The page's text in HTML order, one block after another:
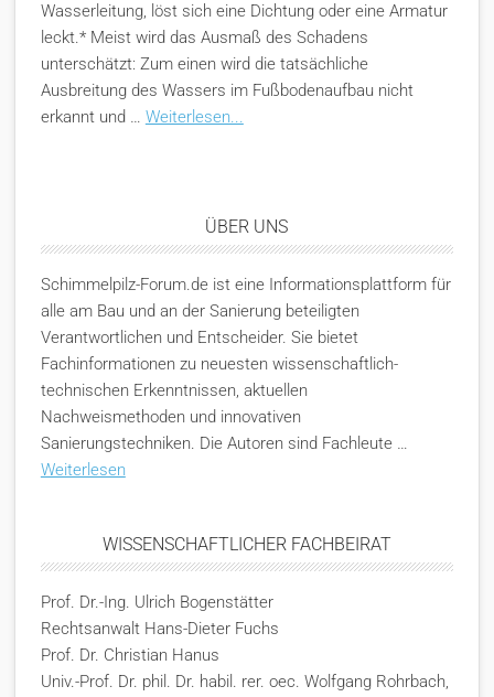
Wasserleitung, löst sich eine Dichtung oder eine Armatur
leckt.* Meist wird das Ausmaß des Schadens
unterschätzt: Zum einen wird die tatsächliche
Ausbreitung des Wassers im Fußbodenaufbau nicht
erkannt und … Weiterlesen...
ÜBER UNS
Schimmelpilz-Forum.de ist eine Informationsplattform für
alle am Bau und an der Sanierung beteiligten
Verantwortlichen und Entscheider. Sie bietet
Fachinformationen zu neuesten wissenschaftlich-
technischen Erkenntnissen, aktuellen
Nachweismethoden und innovativen
Sanierungstechniken. Die Autoren sind Fachleute …
Weiterlesen
WISSENSCHAFTLICHER FACHBEIRAT
Prof. Dr.-Ing. Ulrich Bogenstätter
Rechtsanwalt Hans-Dieter Fuchs
Prof. Dr. Christian Hanus
Univ.-Prof. Dr. phil. Dr. habil. rer. oec. Wolfgang Rohrbach,